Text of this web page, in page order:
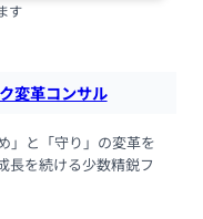
す
変革コンサル
」と「守り」の変革を
長を続ける少数精鋭フ